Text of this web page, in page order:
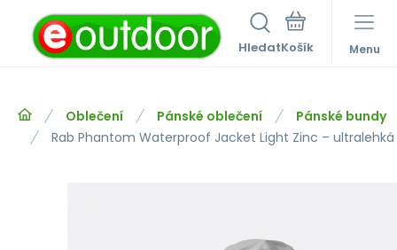
Hledat Menu
Oblečení Pánské oblečení
Pánské bundy
Rab Phantom Waterproof Jacket Light Zinc –